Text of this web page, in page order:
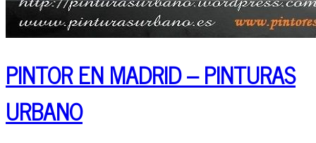
PINTOR EN MADRID – PINTURAS
URBANO